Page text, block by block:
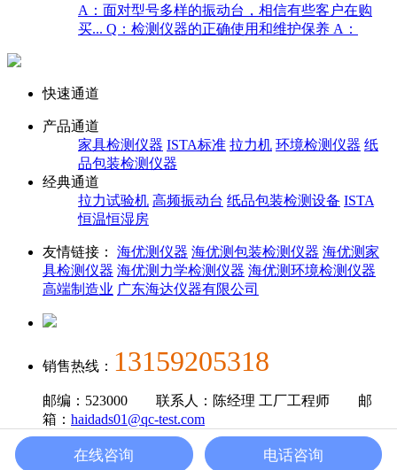
A：面对型号多样的振动台，相信有些客户在购
买... Q：检测仪器的正确使用和维护保养 A：
快速通道
产品通道
家具检测仪器 ISTA标准 拉力机 环境检测仪器 纸
品包装检测仪器
经典通道
拉力试验机 高频振动台 纸品包装检测设备 ISTA
恒温恒湿房
友情链接： 海优测仪器 海优测包装检测仪器 海优测家
具检测仪器 海优测力学检测仪器 海优测环境检测仪器
高端制造业 广东海达仪器有限公司
销售热线： 13159205318
邮编：523000 联系人：陈经理 工厂工程师 邮
箱： haidads01@qc-test.com
广东海达仪器有限公司 版权所有 备案号：粤ICP备
08009758号
在线咨询 电话咨询